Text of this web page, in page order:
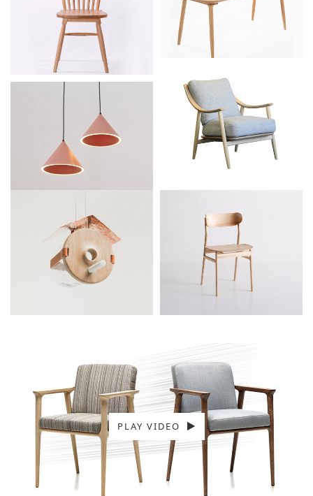
木桌子
北欧懒人布艺
椅
橙色吊灯
圆形玻璃灯
FIN-95懒人小
方椅
PLAY VIDEO